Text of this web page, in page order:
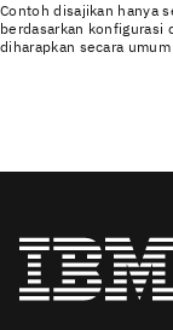
Contoh disajikan hanya
berdasarkan konfigurasi
diharapkan secara